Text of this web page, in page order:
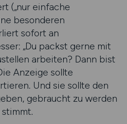
(„nur einfache
besonderen
sofort an
„Du packst gerne mit
arbeiten? Dann bist
Anzeige sollte
Und sie sollte den
gebraucht zu werden